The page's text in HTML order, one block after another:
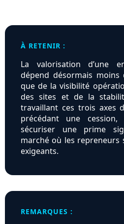
À RETENIR :
La valorisation d’une
dépend désormais moins
que de la visibilité
des sites et de la
travaillant ces trois axes
précédant une
sécuriser une prime
marché où les repreneurs
exigeants.
REMARQUES :